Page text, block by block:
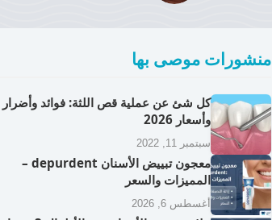
منشورات موصى بها
كل شئ عن عملية قص اللثة: فوائد وأضرار
وأسعار 2026
سبتمبر 11, 2022
معجون تبييض الأسنان depurdent –
المميزات والسعر
أغسطس 6, 2026